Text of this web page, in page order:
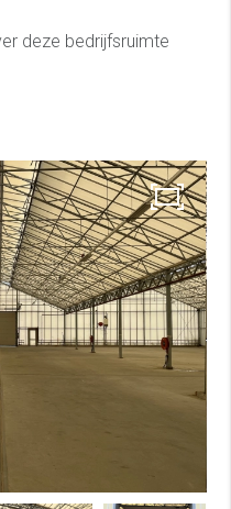
deze bedrijfsruimte